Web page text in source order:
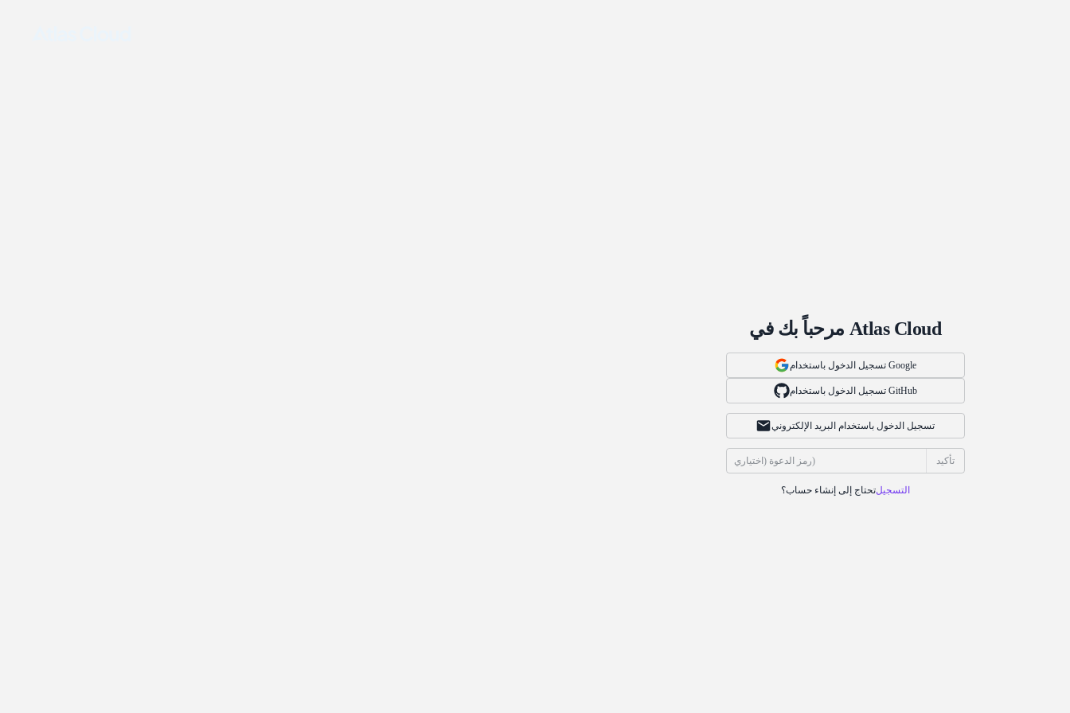
مرحباً بك في Atlas Cloud
تسجيل الدخول باستخدام Google
تسجيل الدخول باستخدام GitHub
تسجيل الدخول باستخدام البريد الإلكتروني
تأكيد
تحتاج إلى إنشاء حساب؟التسجيل